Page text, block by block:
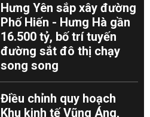
Hưng Yên sắp xây đường
Phố Hiến - Hưng Hà gần
16.500 tỷ, bố trí tuyến
đường sắt đô thị chạy
song song
Điều chỉnh quy hoạch
Khu kinh tế Vũng Áng,